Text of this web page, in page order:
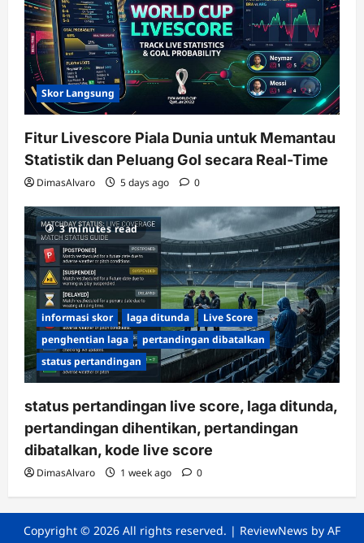
Skor Langsung
Fitur Livescore Piala Dunia untuk Memantau
Statistik dan Peluang Gol secara Real-Time
DimasAlvaro 5 days ago 0
3 minutes read
informasi skor laga ditunda
Live Score
penghentian laga
pertandingan dibatalkan
status pertandingan
status pertandingan live score, laga ditunda,
pertandingan dihentikan, pertandingan
dibatalkan, kode live score
DimasAlvaro 1 week ago 0
Copyright © 2026 All rights reserved. | ReviewNews by AF